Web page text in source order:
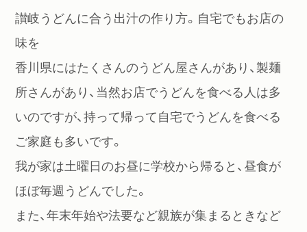
讃岐うどんに合う出汁の作り方。自宅でもお店の
味を
香川県にはたくさんのうどん屋さんがあり、製麺
所さんがあり、当然お店でうどんを食べる人は多
いのですが、持って帰って自宅でうどんを食べる
ご家庭も多いです。
我が家は土曜日のお昼に学校から帰ると、昼食が
ほぼ毎週うどんでした。
また、年末年始や法要など親族が集まるときなど